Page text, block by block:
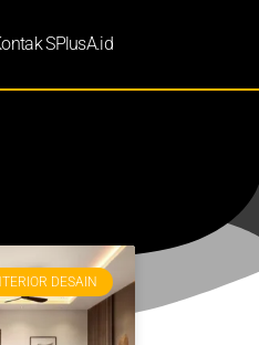
SPlusA.id
DESAIN